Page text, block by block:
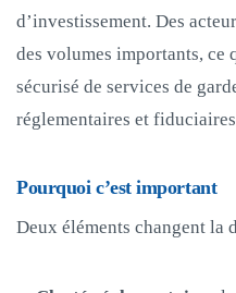
d’investissement. Des
des volumes importants, ce
sécurisé de services de
réglementaires et
Pourquoi c’est important
Deux éléments changent la